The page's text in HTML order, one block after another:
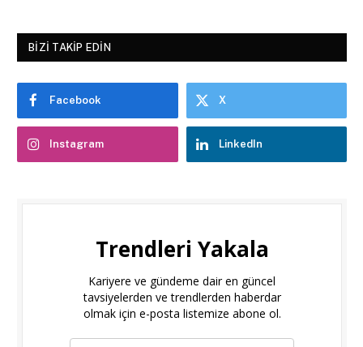
BIZI TAKIP EDIN
Facebook X
Instagram LinkedIn
Trendleri Yakala
Kariyere ve gündeme dair en güncel
tavsiyelerden ve trendlerden haberdar
olmak için e-posta listemize abone ol.